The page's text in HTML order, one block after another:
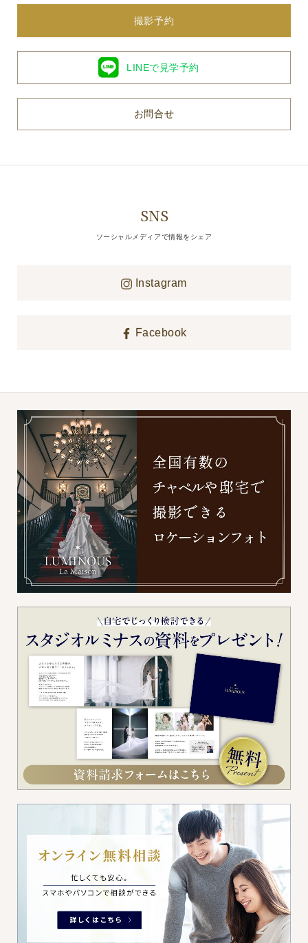
[Wed]
撮影予約
LINEで見学予約
お問合せ
SNS
ソーシャルメディアで情報をシェア
Instagram
Facebook